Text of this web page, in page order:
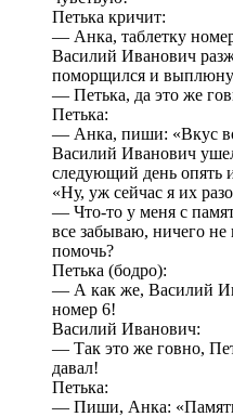
Петька кричит:
— Анка, таблетку
Василий Иванович
поморщился и
— Петька, да это же
Петька:
— Анка, пиши: «Вкус
Василий Иванович
следующий день опять
«Ну, уж сейчас я их
— Что-то у меня с
все забываю, ничего
помочь?
Петька (бодро):
— А как же, Василий
номер 6!
Василий Иванович:
— Так это же говно,
давал!
Петька:
— Пиши, Анка: «Память